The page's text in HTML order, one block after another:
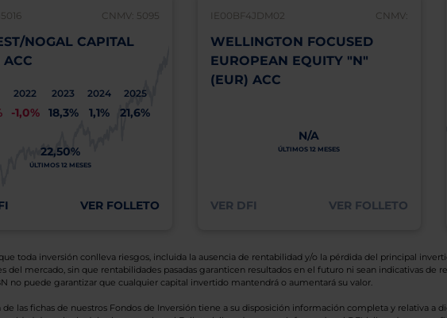
CNMV: 5095
NOGAL CAPITAL
ACC
2022
-1,0%
2023
18,3%
2024
1,1%
2025
21,6%
22,50%
ÚLTIMOS 12 MESES
VER FOLLETO
IE00BF4JDM02 CNMV:
WELLINGTON FOCUSED
EUROPEAN EQUITY "N"
(EUR) ACC
N/A
ÚLTIMOS 12 MESES
VER DFI VER FOLLETO
toda inversión conlleva riesgos, incluida la ausencia de rentabilidad y/o la pérdida del principal
del mercado, sin que rentabilidades pasadas garanticen resultados en el futuro ni sean indicativas de
no puede garantizar que cualquier capital invertido mantendrá o aumentará su valor.
de las fichas de nuestros Fondos de Inversión tiene a su disposición información completa y relativa a